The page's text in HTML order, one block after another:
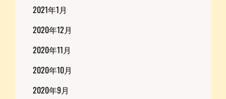
2021年1月
2020年12月
2020年11月
2020年10月
2020年9月